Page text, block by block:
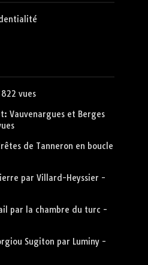
vues
Vauvenargues et Berges
de Tanneron en boucle
par Villard-Heyssier -
par la chambre du turc -
Sugiton par Luminy-